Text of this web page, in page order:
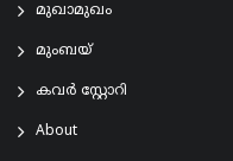
മുഖാമുഖം
മുംബയ്
കവർ സ്റ്റോറി
About